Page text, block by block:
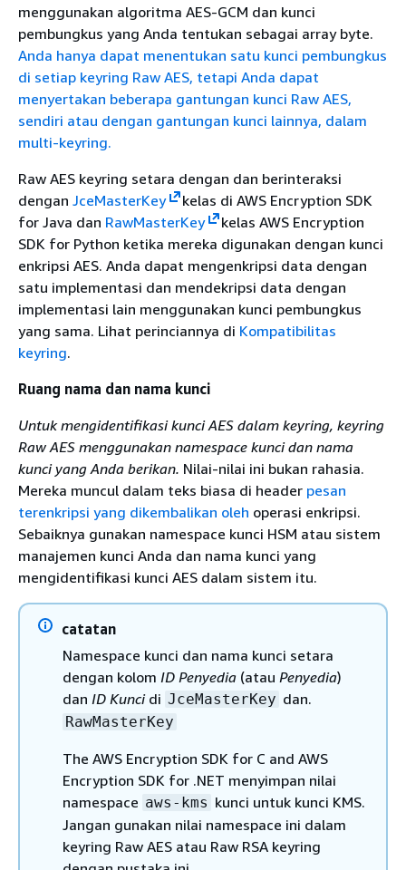
menggunakan algoritma AES-GCM dan kunci
pembungkus yang Anda tentukan sebagai array byte.
Anda hanya dapat menentukan satu kunci pembungkus
di setiap keyring Raw AES, tetapi Anda dapat
menyertakan beberapa gantungan kunci Raw AES,
sendiri atau dengan gantungan kunci lainnya, dalam
multi-keyring.
Raw AES keyring setara dengan dan berinteraksi
dengan JceMasterKey
kelas di AWS Encryption SDK
for Java dan RawMasterKey
kelas AWS Encryption
SDK for Python ketika mereka digunakan dengan kunci
enkripsi AES. Anda dapat mengenkripsi data dengan
satu implementasi dan mendekripsi data dengan
implementasi lain menggunakan kunci pembungkus
yang sama. Lihat perinciannya di Kompatibilitas
keyring.
Ruang nama dan nama kunci
Untuk mengidentifikasi kunci AES dalam keyring, keyring
Raw AES menggunakan namespace kunci dan nama
kunciyang Anda berikan. Nilai-nilai ini bukan rahasia.
Mereka muncul dalam teks biasa di header pesan
terenkripsi yang dikembalikan oleh operasi enkripsi.
Sebaiknya gunakan namespace kunci HSM atau sistem
manajemen kunci Anda dan nama kunci yang
mengidentifikasi kunci AES dalam sistem itu.
catatan
Namespace kunci dan nama kunci setara
dengan kolom ID Penyedia (atau Penyedia)
dan ID Kuncidi JceMasterKey dan.
RawMasterKey
The AWS Encryption SDK for C and AWS
Encryption SDK for .NET menyimpan nilai
namespace aws-kms kunci untuk kunci KMS.
Jangan gunakan nilai namespace ini dalam
keyring Raw AES atau Raw RSA keyring